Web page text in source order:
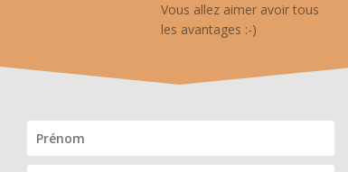
Logo réalisé par Thierry Mercier/ TMCC.
Stylisme: Katia Cameleon
Vous allez aimer avoir tous
les avantages :-)